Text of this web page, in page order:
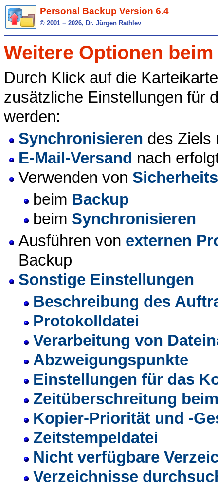
Personal Backup Version 6.4
© 2001 − 2026, Dr. Jürgen Rathlev
Weitere Optionen
Durch Klick auf die
zusätzliche Einstellungen für
werden:
Synchronisieren des Ziels
E-Mail-Versand nach
Verwenden von
beim Backup
beim Synchronisieren
Ausführen von externen
Backup
Sonstige Einstellungen
Beschreibung des
Protokolldatei
Verarbeitung von
Abzweigungspunkte
Einstellungen für das
Zeitüberschreitung
Kopier-Priorität und -
Zeitstempeldatei
Nicht verfügbare
Verzeichnisse